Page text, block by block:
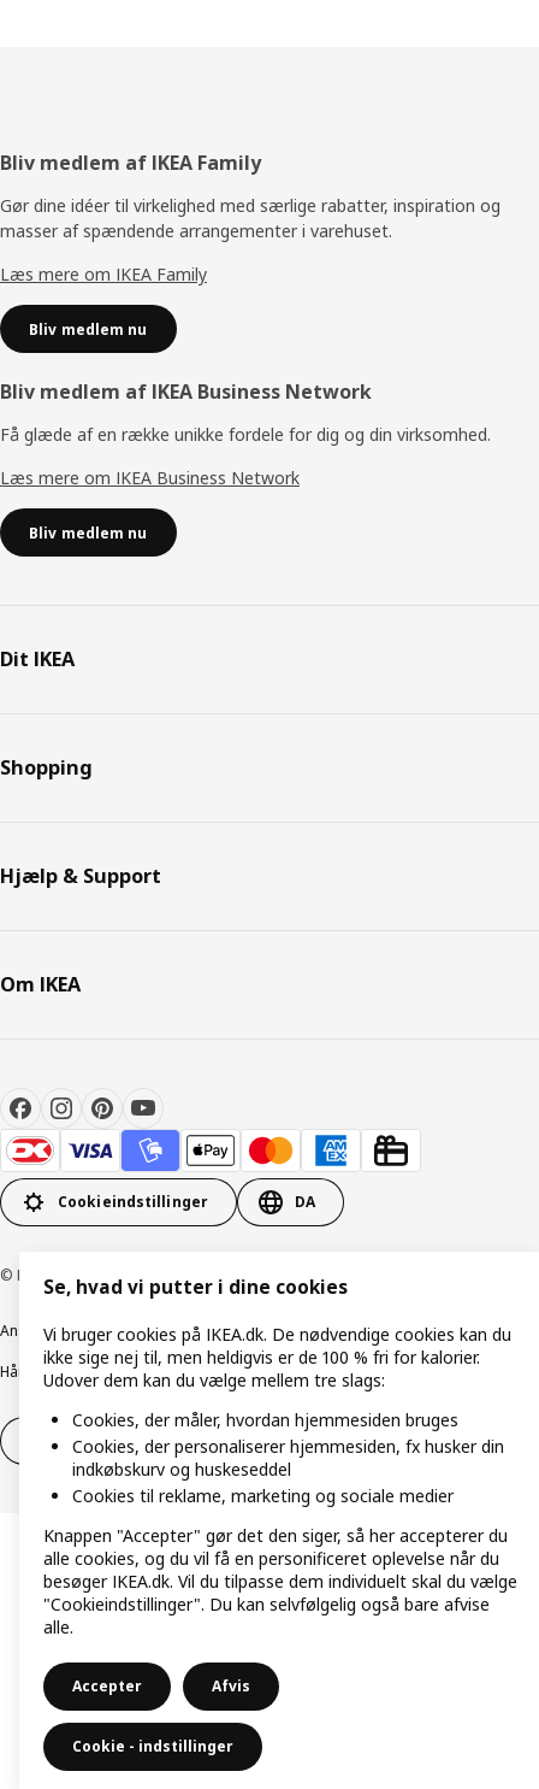
Footer
Bliv medlem af IKEA Family
Gør dine idéer til virkelighed med særlige rabatter, inspiration og
masser af spændende arrangementer i varehuset.
Læs mere om IKEA Family
Bliv medlem nu
Bliv medlem af IKEA Business Network
Få glæde af en række unikke fordele for dig og din virksomhed.
Læs mere om IKEA Business Network
Bliv medlem nu
Dit IKEA
Shopping
Hjælp & Support
Om IKEA
Cookieindstillinger DA
© Inter IKEA Systems B.V. 1999-2026
Ansvarlig rapporteringCookiepolitikDigital tilgængelighed
Håndtering af persondata
Salgs- og leveringsbetingelser
Fortryd dit køb Fortryd dit køb af service
Se, hvad vi putter i dine cookies
Vi bruger cookies på IKEA.dk. De nødvendige cookies kan du
ikke sige nej til, men heldigvis er de 100 % fri for kalorier.
Udover dem kan du vælge mellem tre slags:
Cookies, der måler, hvordan hjemmesiden bruges
Cookies, der personaliserer hjemmesiden, fx husker din
indkøbskurv og huskeseddel
Cookies til reklame, marketing og sociale medier
Knappen "Accepter" gør det den siger, så her accepterer du
alle cookies, og du vil få en personificeret oplevelse når du
besøger IKEA.dk. Vil du tilpasse dem individuelt skal du vælge
"Cookieindstillinger". Du kan selvfølgelig også bare afvise
alle.
Accepter Afvis
Cookie - indstillinger